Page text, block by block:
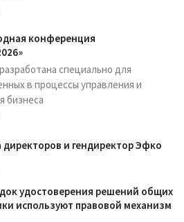
конференция
специально для
в процессы управления и
бизнеса
директоров и гендиректор Эфко
удостоверения решений общих
используют правовой механизм